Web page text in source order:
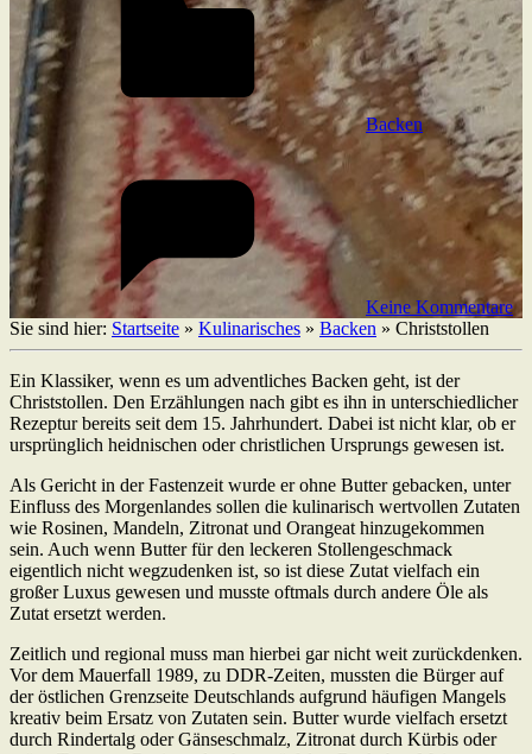
Backen
Keine Kommentare
Sie sind hier: Startseite » Kulinarisches » Backen » Christstollen
Ein Klassiker, wenn es um adventliches Backen geht, ist der
Christstollen. Den Erzählungen nach gibt es ihn in unterschiedlicher
Rezeptur bereits seit dem 15. Jahrhundert. Dabei ist nicht klar, ob er
ursprünglich heidnischen oder christlichen Ursprungs gewesen ist.
Als Gericht in der Fastenzeit wurde er ohne Butter gebacken, unter
Einfluss des Morgenlandes sollen die kulinarisch wertvollen Zutaten
wie Rosinen, Mandeln, Zitronat und Orangeat hinzugekommen
sein. Auch wenn Butter für den leckeren Stollengeschmack
eigentlich nicht wegzudenken ist, so ist diese Zutat vielfach ein
großer Luxus gewesen und musste oftmals durch andere Öle als
Zutat ersetzt werden.
Zeitlich und regional muss man hierbei gar nicht weit zurückdenken.
Vor dem Mauerfall 1989, zu DDR-Zeiten, mussten die Bürger auf
der östlichen Grenzseite Deutschlands aufgrund häufigen Mangels
kreativ beim Ersatz von Zutaten sein. Butter wurde vielfach ersetzt
durch Rindertalg oder Gänseschmalz, Zitronat durch Kürbis oder